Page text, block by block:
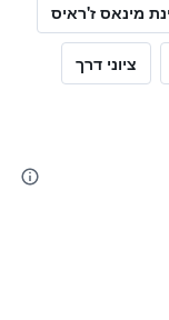
מינאס ז'ראיס
ציוני דרך